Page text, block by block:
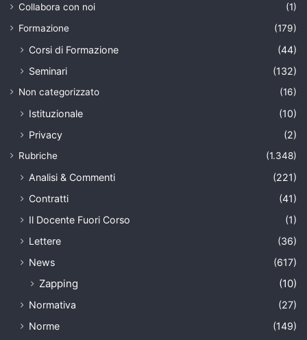
Collabora con noi
(1)
Formazione
(179)
Corsi di Formazione
(44)
Seminari
(132)
Non categorizzato (16)
Istituzionale
(10)
Privacy
(2)
Rubriche (1.348)
Analisi & Commenti
(221)
Contratti
(41)
Il Docente Fuori Corso
(1)
Lettere
(36)
News
(617)
Zapping (10)
Normativa
(27)
Norme
(149)